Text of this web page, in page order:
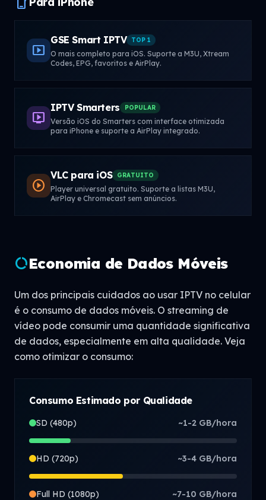
smart_display
GSE Smart IPTV TOP 1
O mais completo para iOS. Suporte a M3U, Xtream
Codes, EPG, favoritos e AirPlay.
live_tv
IPTV Smarters POPULAR
Versão iOS do Smarters com interface otimizada
para iPhone e suporte a AirPlay integrado.
play_circle
VLC para iOS GRATUITO
Player universal gratuito. Suporte a listas M3U,
AirPlay e Chromecast sem anúncios.
data_usageEconomia de Dados Móveis
Um dos principais cuidados ao usar IPTV no celular
é o consumo de dados móveis. O streaming de
vídeo pode consumir uma quantidade significativa
de dados, especialmente em alta qualidade. Veja
como otimizar o consumo:
Consumo Estimado por Qualidade
SD (480p) ~1-2 GB/hora
HD (720p) ~3-4 GB/hora
Full HD (1080p) ~7-10 GB/hora